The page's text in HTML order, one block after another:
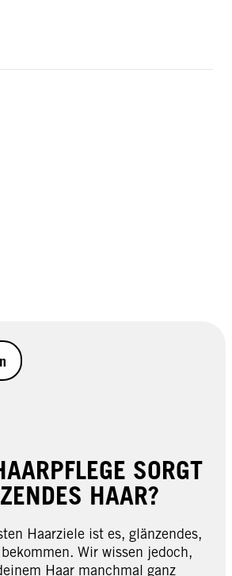
SORGT
HAAR?
Haarziele ist es, glänzendes,
Wir wissen jedoch,
Haar manchmal ganz